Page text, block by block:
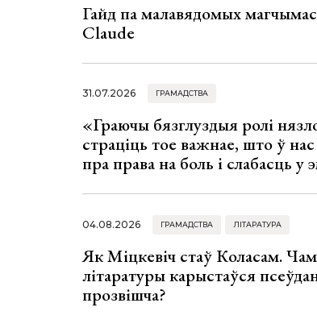
Гайд па малавядомых
Claude
31.07.2026 ГРАМАДСТВА
«Граючы бязглуздыя ролі
страціць тое важнае, што ў
пра права на боль і слабасць у
04.08.2026 ГРАМАДСТВА ЛІТАРАТУРА
Як Міцкевіч стаў Коласам.
літаратуры карыстаўся
прозвішча?